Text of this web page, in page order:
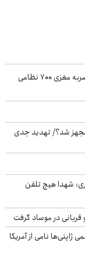
آسوشیتدپرس افشا کرد: حملات سنگین ایران باعث ضربه مغزی ۷۰۰ نظامی
مجهز شد؟/ تهدید جدی
شهدا هیچ تلفن
قربانی در موساد گرفت
نامی از آمریکا